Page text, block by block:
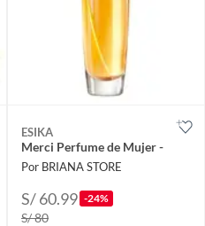
ESIKA
Merci Perfume de Mujer -
Por BRIANA STORE
S/ 60.99 -24%
S/ 80